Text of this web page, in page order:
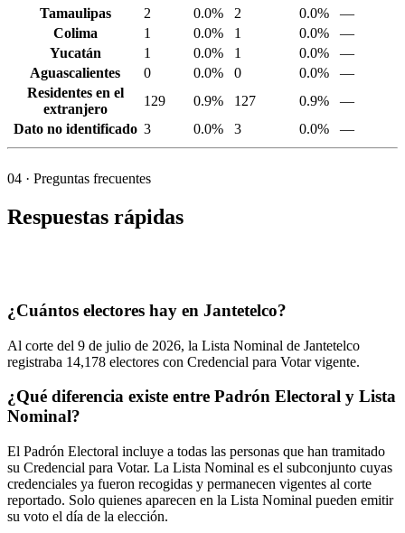
Tamaulipas
2 0.0% 2 0.0%
—
Colima
1 0.0% 1 0.0%
—
Yucatán
1 0.0% 1 0.0%
—
Aguascalientes
0 0.0% 0 0.0%
—
Residentes en el
extranjero
129 0.9% 127 0.9%
—
Dato no identificado 3 0.0% 3 0.0% —
04 · Preguntas frecuentes
Respuestas rápidas
¿Cuántos electores hay en Jantetelco?
Al corte del 9 de julio de 2026, la Lista Nominal de Jantetelco
registraba 14,178 electores con Credencial para Votar vigente.
¿Qué diferencia existe entre Padrón Electoral y Lista
Nominal?
El Padrón Electoral incluye a todas las personas que han tramitado
su Credencial para Votar. La Lista Nominal es el subconjunto cuyas
credenciales ya fueron recogidas y permanecen vigentes al corte
reportado. Solo quienes aparecen en la Lista Nominal pueden emitir
su voto el día de la elección.